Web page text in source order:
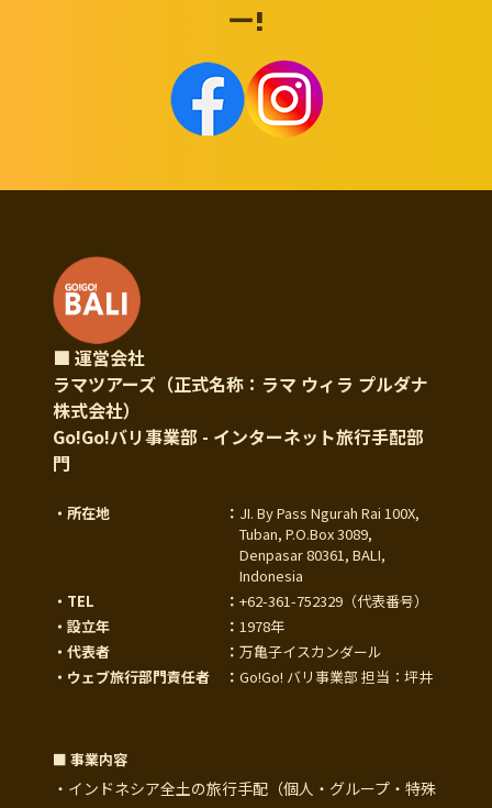
ー!
■ 運営会社
ラマツアーズ（正式名称：ラマ ウィラ プルダナ
株式会社）
Go!Go!バリ事業部 - インターネット旅行手配部
門
・所在地 ： JI. By Pass Ngurah Rai 100X,
Tuban, P.O.Box 3089,
Denpasar 80361, BALI,
Indonesia
・TEL
： +62-361-752329 （代表番号）
・設立年
： 1978年
・代表者
： 万亀子イスカンダール
・ウェブ旅行部門責任者
： Go!Go! バリ事業部 担当：坪井
■ 事業内容
・インドネシア全土の旅行手配（個人・グループ・特殊